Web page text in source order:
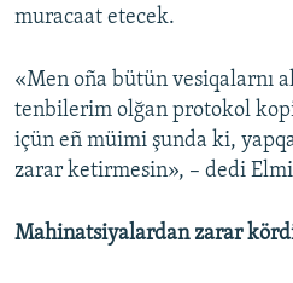
muracaat etecek.
«Men oña bütün vesiqalarnı
tenbilerim olğan protokol
içün eñ müimi şunda ki,
zarar ketirmesin», – dedi
Mahinatsiyalardan zarar